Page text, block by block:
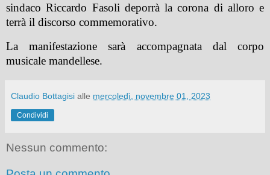
sindaco Riccardo Fasoli deporrà la corona di alloro e
terrà il discorso commemorativo.
La manifestazione sarà accompagnata dal corpo
musicale mandellese.
Claudio Bottagisi alle mercoledì, novembre 01, 2023
Condividi
Nessun commento: